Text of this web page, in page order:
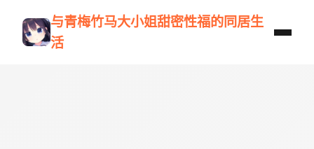
与青梅竹马大小姐甜密性福的同居生
活